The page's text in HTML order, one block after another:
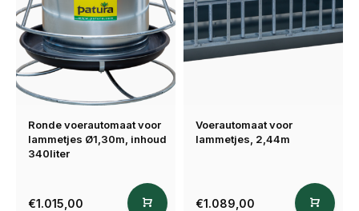
Ronde voerautomaat voor
lammetjes Ø1,30m, inhoud
340liter
€1.015,00
Voerautomaat voor
lammetjes, 2,44m
€1.089,00